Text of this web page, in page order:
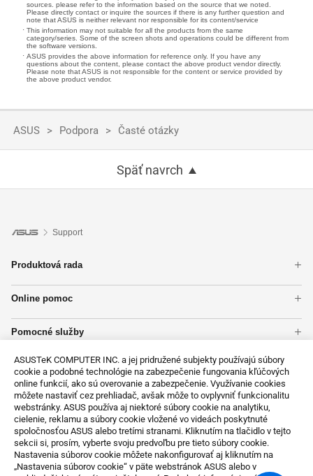
ASUSTeK COMPUTER INC. a jej pridružené subjekty používajú súbory
cookie a podobné technológie na zabezpečenie fungovania kľúčových
online funkcií, ako sú overovanie a zabezpečenie. Využívanie cookies
môžete nastaviť cez prehliadač, avšak môže to ovplyvniť funkcionalitu
webstránky. ASUS používa aj niektoré súbory cookie na analytiku,
cielenie, reklamu a súbory cookie vložené vo videách poskytnuté
spoločnosťou ASUS alebo tretími stranami. Kliknutím na tlačidlo v tejto
sekcii si, prosím, vyberte svoju predvoľbu pre tieto súbory cookie.
Nastavenia súborov cookie môžete nakonfigurovať aj kliknutím na
„Nastavenia súborov cookie“ v päte webstránok ASUS alebo v
sources. please refer to the information based on the source that we noted.
Please directly contact or inquire the sources if there is any further question and
note that ASUS is neither relevant nor responsible for its content/service
This information may not suitable for all the products from the same
category/series. Some of the screen shots and operations could be different from
the software versions.
ASUS provides the above information for reference only. If you have any
questions about the content, please contact the above product vendor directly.
Please note that ASUS is not responsible for the content or service provided by
the above product vendor.
ASUS Podpora Časté otázky
Späť navrch
Support
Produktová rada
Notebooky
Základné dosky
Telefón
Počítače typu Tower
Grafické karty
Zobraziť všetky produkty
Online pomoc
Overenie záruky
Kontrola stavu opráv
Pomocné služby
Videá technickej podpory
Kontaktujte nás
Zavolajte nám
Napíšte nám
MyASUS
Žiadosť zákazníka o osobné údaje
About CSR for global